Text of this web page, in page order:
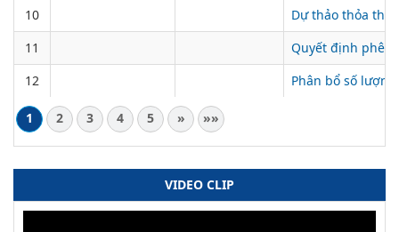
10
Dự thảo thỏa
11
Quyết định phê
12
Phân bổ số
1 2 3 4 5 » »»
VIDEO CLIP